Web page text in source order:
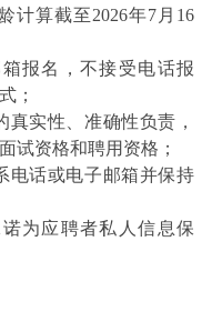
计算截至2026年7月16
报名，不接受电话报
；
实性、准确性负责，
试资格和聘用资格；
电话或电子邮箱并保持
为应聘者私人信息保